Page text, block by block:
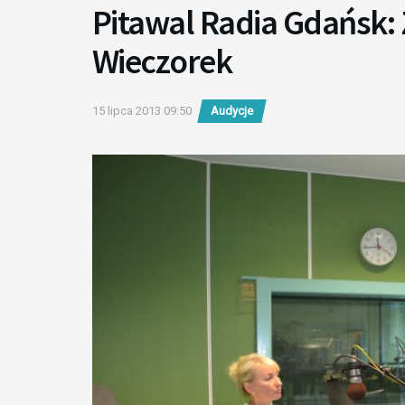
Pitawal Radia
Wieczorek
15 lipca 2013 09:50 Audycje